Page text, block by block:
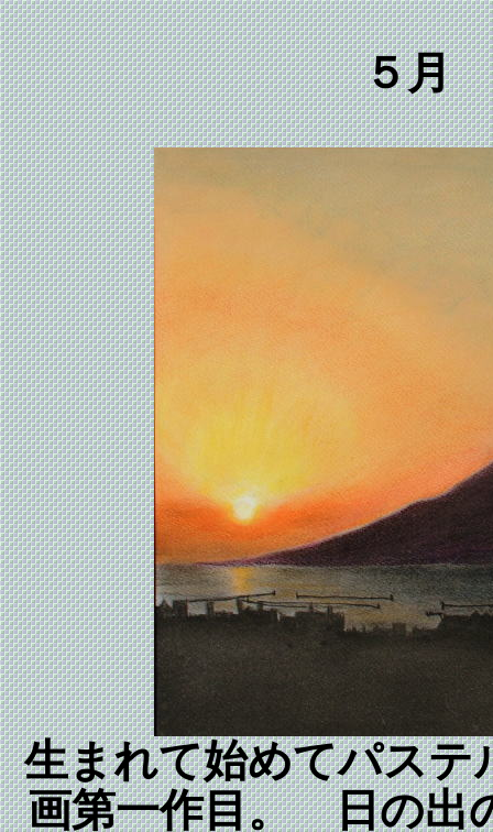
５月
生まれて始めてパステ
画第一作目。 日の出